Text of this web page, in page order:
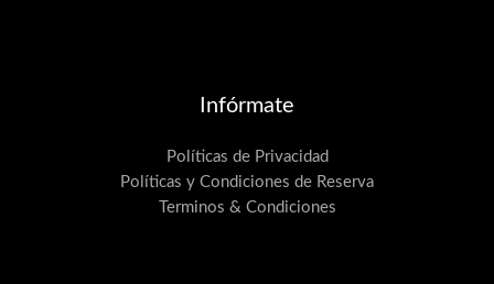
Infórmate
Políticas de Privacidad
Políticas y Condiciones de Reserva
Terminos & Condiciones